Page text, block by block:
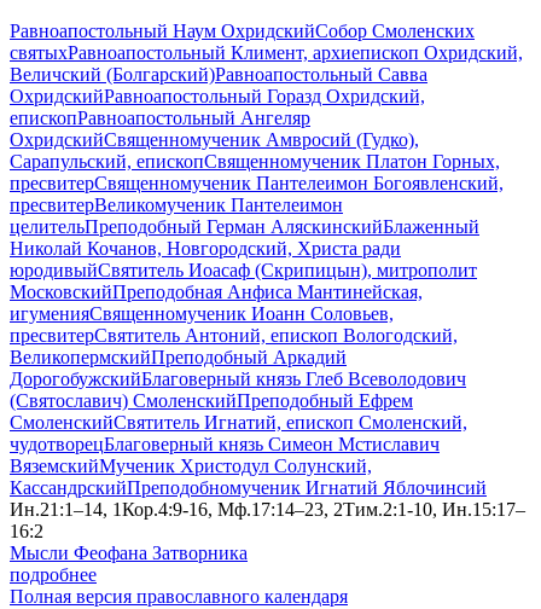
Равноапостольный Наум ОхридскийСобор Смоленских
святыхРавноапостольный Климент, архиепископ Охридский,
Величский (Болгарский)Равноапостольный Савва
ОхридскийРавноапостольный Горазд Охридский,
епископРавноапостольный Ангеляр
ОхридскийСвященномученик Амвросий (Гудко),
Сарапульский, епископСвященномученик Платон Горных,
пресвитерСвященномученик Пантелеимон Богоявленский,
пресвитерВеликомученик Пантелеимон
целительПреподобный Герман АляскинскийБлаженный
Николай Кочанов, Новгородский, Христа ради
юродивыйСвятитель Иоасаф (Скрипицын), митрополит
МосковскийПреподобная Анфиса Мантинейская,
игуменияСвященномученик Иоанн Соловьев,
пресвитерСвятитель Антоний, епископ Вологодский,
ВеликопермскийПреподобный Аркадий
ДорогобужскийБлаговерный князь Глеб Всеволодович
(Святославич) СмоленскийПреподобный Ефрем
СмоленскийСвятитель Игнатий, епископ Смоленский,
чудотворецБлаговерный князь Симеон Мстиславич
ВяземскийМученик Христодул Солунский,
КассандрскийПреподобномученик Игнатий Яблочинсий
Ин.21:1–14, 1Кор.4:9-16, Мф.17:14–23, 2Тим.2:1-10, Ин.15:17–
16:2
Мысли Феофана Затворника
подробнее
Полная версия православного календаря